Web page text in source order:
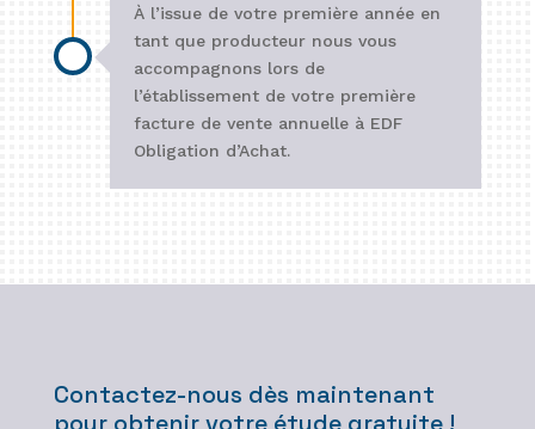
À l’issue de votre première année en
tant que producteur nous vous
accompagnons lors de
l’établissement de votre première
facture de vente annuelle à EDF
Obligation d’Achat.
Contactez-nous dès maintenant
pour obtenir votre étude gratuite !